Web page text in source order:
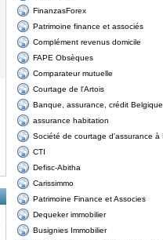
FinanzasForex
Patrimoine finance et associés
Complément revenus domicile
FAPE Obsèques
Comparateur mutuelle
Courtage de l'Artois
Banque, assurance, crédit Belgique
assurance habitation
Société de courtage d'assurance à
CTI
Defisc-Abitha
Carissimmo
Patrimoine Finance et Associes
Dequeker immobilier
Busignies Immobilier